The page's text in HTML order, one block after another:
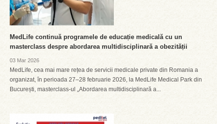
MedLife continuă programele de educație medicală cu un
masterclass despre abordarea multidisciplinară a obezității
03 Mar 2026
MedLife, cea mai mare rețea de servicii medicale private din Romania a
organizat, în perioada 27–28 februarie 2026, la MedLife Medical Park din
București, masterclass-ul „Abordarea multidisciplinară a...